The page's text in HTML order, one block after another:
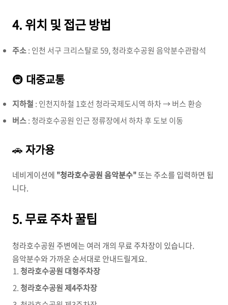
4. 위치 및 접근 방법
주소: 인천 서구 크리스탈로 59, 청라호수공원 음악분수관람석
🚇 대중교통
지하철 : 인천지하철 1호선 청라국제도시역 하차 → 버스 환승
버스: 청라호수공원 인근 정류장에서 하차 후 도보 이동
🚗자가용
네비게이션에 "청라호수공원 음악분수"또는 주소를 입력하면 됩
니다.
5. 무료 주차 꿀팁
청라호수공원 주변에는 여러 개의 무료 주차장이 있습니다.
음악분수와 가까운 순서대로 안내드릴게요.
청라호수공원 대형주차장
청라호수공원 제4주차장